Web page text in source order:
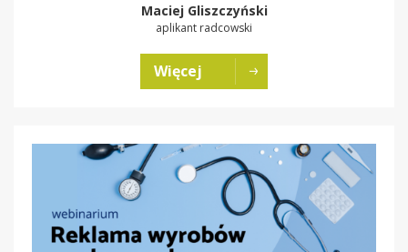
Maciej Gliszczyński
aplikant radcowski
Więcej